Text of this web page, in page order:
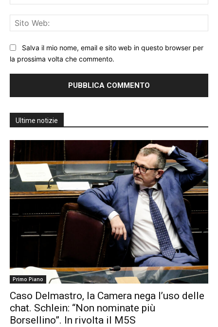
Salva il mio nome, email e sito web in questo browser per
la prossima volta che commento.
Ultime notizie
Primo Piano
Caso Delmastro, la Camera nega l’uso delle
chat. Schlein: “Non nominate più
Borsellino”. In rivolta il M5S